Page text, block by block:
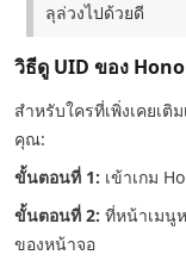
ลุล่วงไปด้วยดี
วิธีดู UID ของ
สำหรับใครที่เพิ่งเคยเติ
คุณ:
ขั้นตอนที่ 1: เข้าเกม
ขั้นตอนที่ 2: ที่หน้าเมนู
ของหน้าจอ